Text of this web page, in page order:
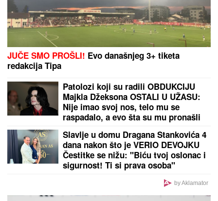
U SMEDEREVU OTKRIVENA LABORATORIJA
Zaplenjeno pola tone, uhapšeno šest
osoba (FOTO)
by Aklamator
PREPORUKA ZA VAS